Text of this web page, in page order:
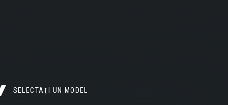
SELECTAŢI UN MODEL